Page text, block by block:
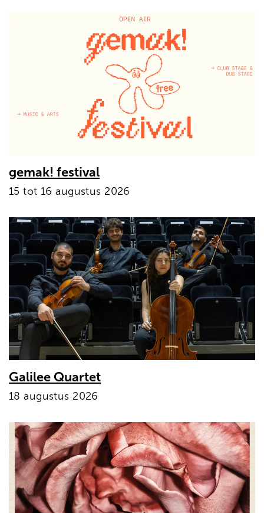
gemak! festival
15 tot 16 augustus 2026
Galilee Quartet
18 augustus 2026